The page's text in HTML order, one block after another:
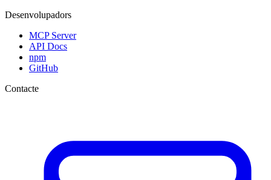
Desenvolupadors
MCP Server
API Docs
npm
GitHub
Contacte